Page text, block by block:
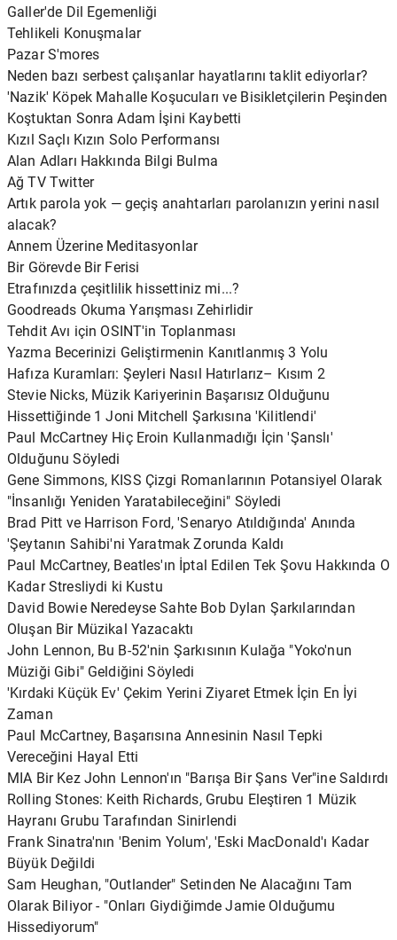
Galler'de Dil Egemenliği
Tehlikeli Konuşmalar
Pazar S'mores
Neden bazı serbest çalışanlar hayatlarını taklit ediyorlar?
'Nazik' Köpek Mahalle Koşucuları ve Bisikletçilerin Peşinden
Koştuktan Sonra Adam İşini Kaybetti
Kızıl Saçlı Kızın Solo Performansı
Alan Adları Hakkında Bilgi Bulma
Ağ TV Twitter
Artık parola yok — geçiş anahtarları parolanızın yerini nasıl
alacak?
Annem Üzerine Meditasyonlar
Bir Görevde Bir Ferisi
Etrafınızda çeşitlilik hissettiniz mi...?
Goodreads Okuma Yarışması Zehirlidir
Tehdit Avı için OSINT'in Toplanması
Yazma Becerinizi Geliştirmenin Kanıtlanmış 3 Yolu
Hafıza Kuramları: Şeyleri Nasıl Hatırlarız– Kısım 2
Stevie Nicks, Müzik Kariyerinin Başarısız Olduğunu
Hissettiğinde 1 Joni Mitchell Şarkısına 'Kilitlendi'
Paul McCartney Hiç Eroin Kullanmadığı İçin 'Şanslı'
Olduğunu Söyledi
Gene Simmons, KISS Çizgi Romanlarının Potansiyel Olarak
"İnsanlığı Yeniden Yaratabileceğini" Söyledi
Brad Pitt ve Harrison Ford, 'Senaryo Atıldığında' Anında
'Şeytanın Sahibi'ni Yaratmak Zorunda Kaldı
Paul McCartney, Beatles'ın İptal Edilen Tek Şovu Hakkında O
Kadar Stresliydi ki Kustu
David Bowie Neredeyse Sahte Bob Dylan Şarkılarından
Oluşan Bir Müzikal Yazacaktı
John Lennon, Bu B-52'nin Şarkısının Kulağa "Yoko'nun
Müziği Gibi" Geldiğini Söyledi
'Kırdaki Küçük Ev' Çekim Yerini Ziyaret Etmek İçin En İyi
Zaman
Paul McCartney, Başarısına Annesinin Nasıl Tepki
Vereceğini Hayal Etti
MIA Bir Kez John Lennon'ın "Barışa Bir Şans Ver"ine Saldırdı
Rolling Stones: Keith Richards, Grubu Eleştiren 1 Müzik
Hayranı Grubu Tarafından Sinirlendi
Frank Sinatra'nın 'Benim Yolum', 'Eski MacDonald'ı Kadar
Büyük Değildi
Sam Heughan, "Outlander" Setinden Ne Alacağını Tam
Olarak Biliyor - "Onları Giydiğimde Jamie Olduğumu
Hissediyorum"